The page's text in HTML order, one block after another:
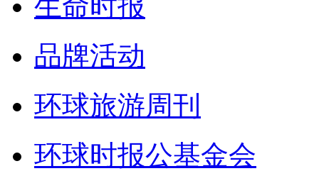
品牌活动
环球旅游周刊
环球时报公基金会